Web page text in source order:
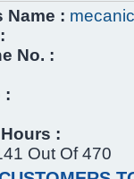
Name :
No. :
:
:
Out Of 470